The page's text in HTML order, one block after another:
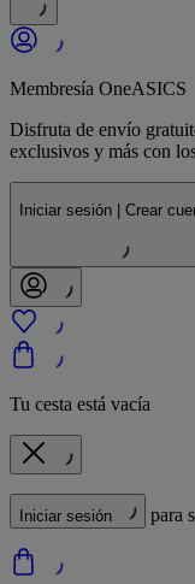
Membresía OneASICS
Disfruta de envío
exclusivos y más con
Iniciar sesión | Crear
Tu cesta está vacía
Iniciar sesión para